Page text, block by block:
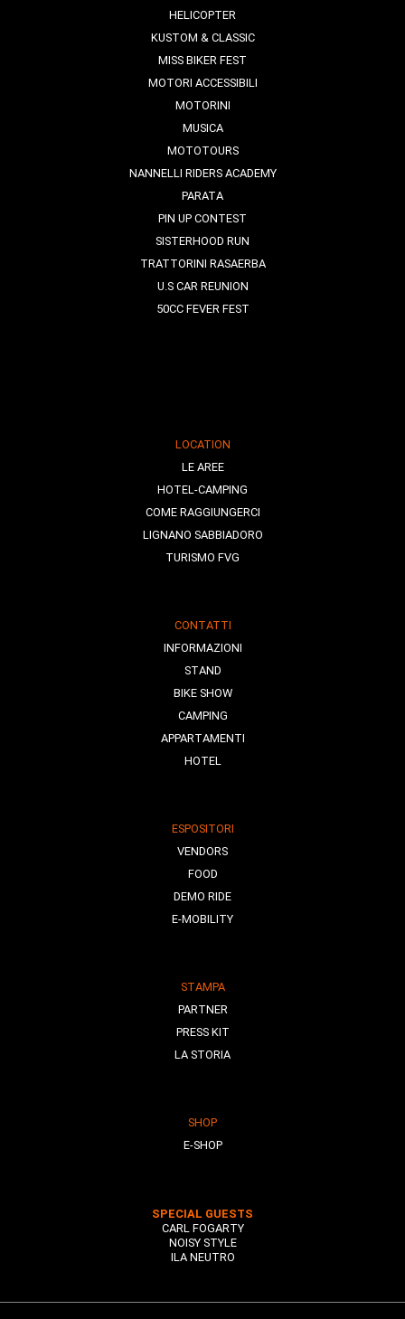
HELICOPTER
KUSTOM & CLASSIC
MISS BIKER FEST
MOTORI ACCESSIBILI
MOTORINI
MUSICA
MOTOTOURS
NANNELLI RIDERS ACADEMY
PARATA
PIN UP CONTEST
SISTERHOOD RUN
TRATTORINI RASAERBA
U.S CAR REUNION
50CC FEVER FEST
LOCATION
LE AREE
HOTEL-CAMPING
COME RAGGIUNGERCI
LIGNANO SABBIADORO
TURISMO FVG
CONTATTI
INFORMAZIONI
STAND
BIKE SHOW
CAMPING
APPARTAMENTI
HOTEL
ESPOSITORI
VENDORS
FOOD
DEMO RIDE
E-MOBILITY
STAMPA
PARTNER
PRESS KIT
LA STORIA
SHOP
E-SHOP
SPECIAL GUESTS
CARL FOGARTY
NOISY STYLE
ILA NEUTRO